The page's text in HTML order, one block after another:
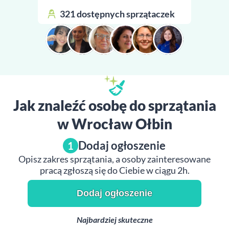
321 dostępnych sprzątaczek
Jak znaleźć osobę do sprzątania
w Wrocław Ołbin
1 Dodaj ogłoszenie
Opisz zakres sprzątania, a osoby zainteresowane
pracą zgłoszą się do Ciebie w ciągu 2h.
Dodaj ogłoszenie
Najbardziej skuteczne